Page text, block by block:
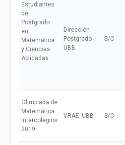
Estudiantes
de
Postgrado
en
Matemática
y Ciencias
Aplicadas
Dirección
Postgrado-
UBB
S/C
Olimpiada de
Matemática
Intercolegios
2019.
VRAE- UBB S/C